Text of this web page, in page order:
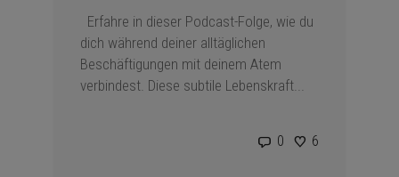
Erfahre in dieser Podcast-Folge, wie du
dich während deiner alltäglichen
Beschäftigungen mit deinem Atem
verbindest. Diese subtile Lebenskraft...
0 6